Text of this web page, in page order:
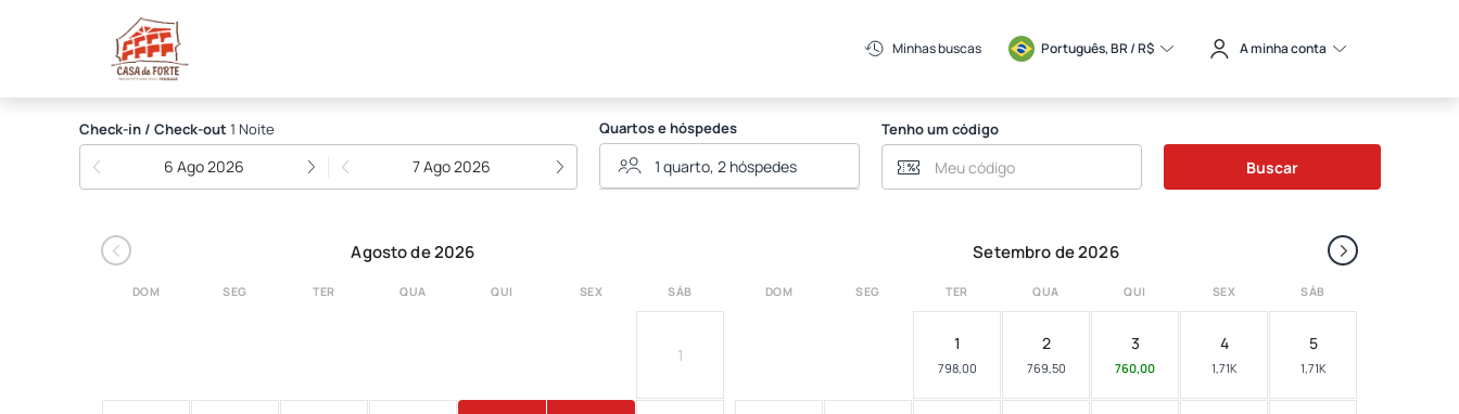
Pousada Casa do Forte Minhas buscas Português, BR / R$ A minha conta
Check-in / Check-out 1 Noite
6 Ago 2026 7 Ago 2026
Quartos e hóspedes Tenho um código
Buscar
‹ ›
Agosto de 2026
DOM SEG TER QUA QUI SEX SÁB
1
Setembro de 2026
DOM SEG TER QUA QUI SEX SÁB
1
798,00
2
769,50
3
760,00
4
1,71K
5
1,71K